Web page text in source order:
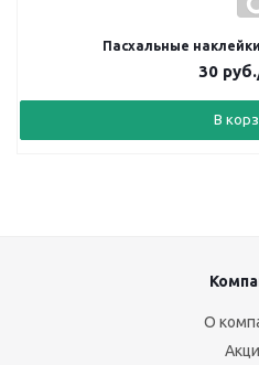
Пасхальные
30 руб.
В
О